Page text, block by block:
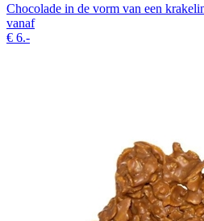
Chocolade in de vorm van een
vanaf
€ 6.-